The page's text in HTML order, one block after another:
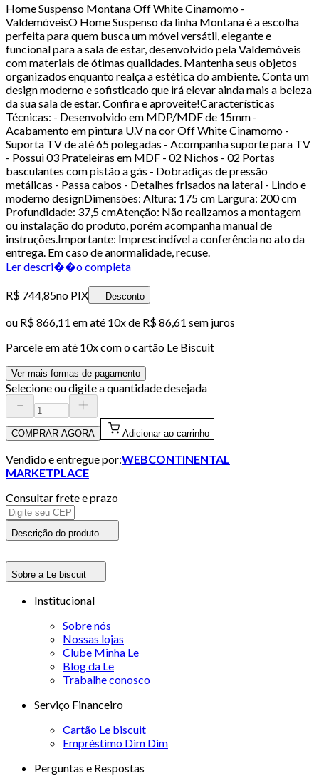
Home Suspenso Montana Off White Cinamomo -
ValdemóveisO Home Suspenso da linha Montana é a escolha
perfeita para quem busca um móvel versátil, elegante e
funcional para a sala de estar, desenvolvido pela Valdemóveis
com materiais de ótimas qualidades. Mantenha seus objetos
organizados enquanto realça a estética do ambiente. Conta um
design moderno e sofisticado que irá elevar ainda mais a beleza
da sua sala de estar. Confira e aproveite!Características
Técnicas: - Desenvolvido em MDP/MDF de 15mm -
Acabamento em pintura U.V na cor Off White Cinamomo -
Suporta TV de até 65 polegadas - Acompanha suporte para TV
- Possui 03 Prateleiras em MDF - 02 Nichos - 02 Portas
basculantes com pistão a gás - Dobradiças de pressão
metálicas - Passa cabos - Detalhes frisados na lateral - Lindo e
moderno designDimensões: Altura: 175 cm Largura: 200 cm
Profundidade: 37,5 cmAtenção: Não realizamos a montagem
ou instalação do produto, porém acompanha manual de
instruções.Importante: Imprescindível a conferência no ato da
entrega. Em caso de anormalidade, recuse.
Ler descri��o completa
R$ 744,85no PIX Desconto
ou R$ 866,11 em até 10x de R$ 86,61 sem juros
Parcele em até 10x com o cartão Le Biscuit
Ver mais formas de pagamento
Selecione ou digite a quantidade desejada
COMPRAR AGORA Adicionar ao carrinho
Vendido e entregue por:WEBCONTINENTAL
MARKETPLACE
Consultar frete e prazo
Descrição do produto
Sobre a Le biscuit
Institucional
Sobre nós
Nossas lojas
Clube Minha Le
Blog da Le
Trabalhe conosco
Serviço Financeiro
Cartão Le biscuit
Empréstimo Dim Dim
Perguntas e Respostas